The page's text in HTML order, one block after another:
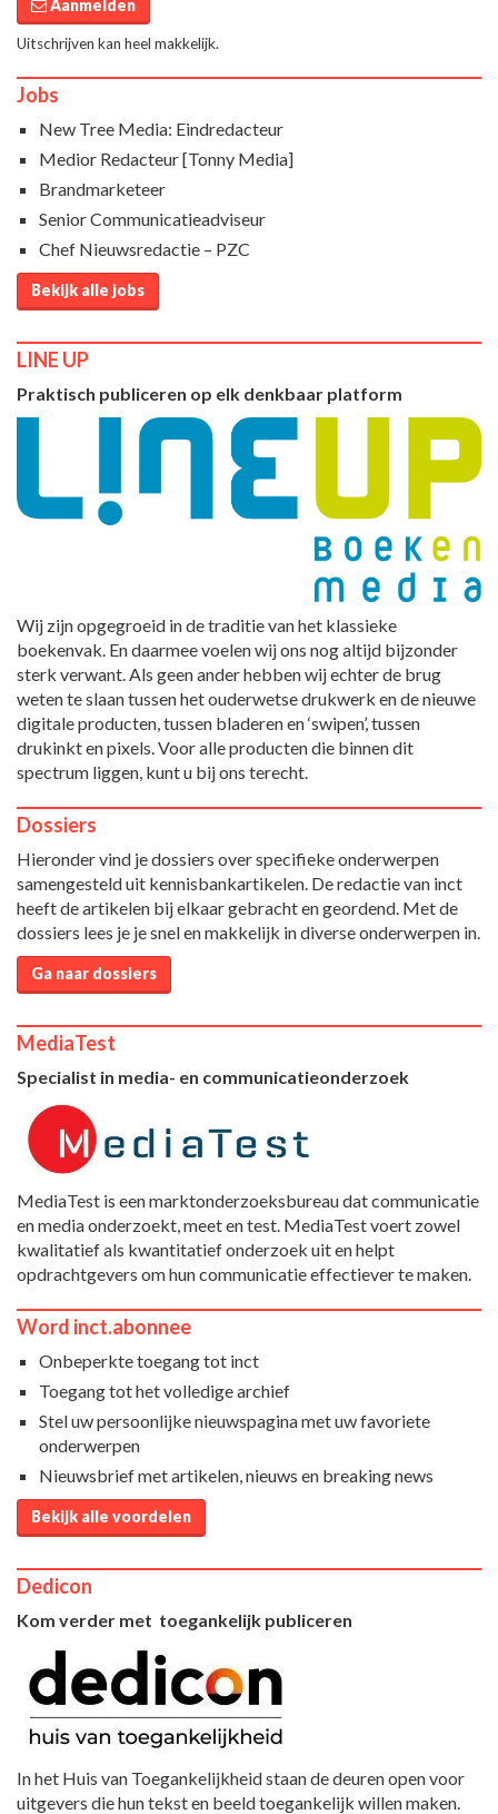
Aanmelden
Uitschrijven kan heel makkelijk.
Jobs
New Tree Media: Eindredacteur
Medior Redacteur [Tonny Media]
Brandmarketeer
Senior Communicatieadviseur
Chef Nieuwsredactie – PZC
Bekijk alle jobs
LINE UP
Praktisch publiceren op elk denkbaar platform
Wij zijn opgegroeid in de traditie van het klassieke
boekenvak. En daarmee voelen wij ons nog altijd bijzonder
sterk verwant. Als geen ander hebben wij echter de brug
weten te slaan tussen het ouderwetse drukwerk en de nieuwe
digitale producten, tussen bladeren en ‘swipen’, tussen
drukinkt en pixels. Voor alle producten die binnen dit
spectrum liggen, kunt u bij ons terecht.
Dossiers
Hieronder vind je dossiers over specifieke onderwerpen
samengesteld uit kennisbankartikelen. De redactie van inct
heeft de artikelen bij elkaar gebracht en geordend. Met de
dossiers lees je je snel en makkelijk in diverse onderwerpen in.
Ga naar dossiers
MediaTest
Specialist in media- en communicatieonderzoek
MediaTest is een marktonderzoeksbureau dat communicatie
en media onderzoekt, meet en test. MediaTest voert zowel
kwalitatief als kwantitatief onderzoek uit en helpt
opdrachtgevers om hun communicatie effectiever te maken.
Word inct.abonnee
Onbeperkte toegang tot inct
Toegang tot het volledige archief
Stel uw persoonlijke nieuwspagina met uw favoriete
onderwerpen
Nieuwsbrief met artikelen, nieuws en breaking news
Bekijk alle voordelen
Dedicon
Kom verder met toegankelijk publiceren
In het Huis van Toegankelijkheid staan de deuren open voor
uitgevers die hun tekst en beeld toegankelijk willen maken.